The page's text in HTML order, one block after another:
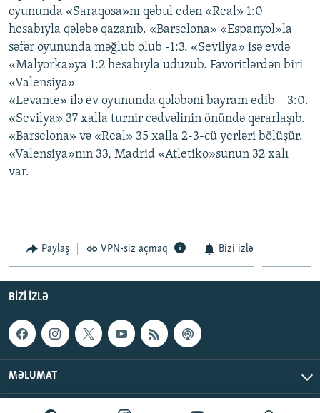
oyununda «Saraqosa»nı qəbul edən «Real» 1:0
hesabıyla qələbə qazanıb. «Barselona» «Espanyol»la
səfər oyununda məğlub olub -1:3. «Sevilya» isə evdə
«Malyorka»ya 1:2 hesabıyla uduzub. Favoritlərdən biri
«Valensiya»
«Levante» ilə ev oyununda qələbəni bayram edib – 3:0.
«Sevilya» 37 xalla turnir cədvəlinin önündə qərarlaşıb.
«Barselona» və «Real» 35 xalla 2-3-cü yerləri bölüşür.
«Valensiya»nın 33, Madrid «Atletiko»sunun 32 xalı
var.
Paylaş VPN-siz açmaq Bizi izlə
BIZI IZLƏ
MƏLUMAT